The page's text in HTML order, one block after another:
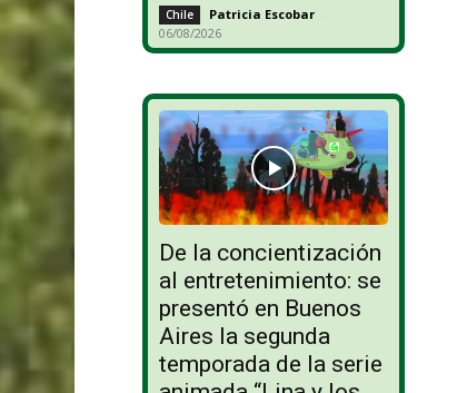
Chile Patricia Escobar -
06/08/2026
De la concientización
al entretenimiento: se
presentó en Buenos
Aires la segunda
temporada de la serie